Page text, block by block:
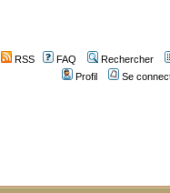
RSS FAQ
Rechercher
Profil
Se